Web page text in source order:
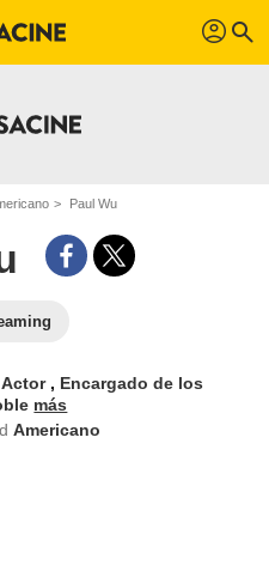
profil search
Paul Wu
Actor , Encargado de los
más
Americano